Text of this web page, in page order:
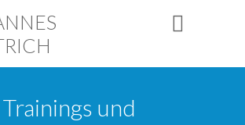
Trainings und